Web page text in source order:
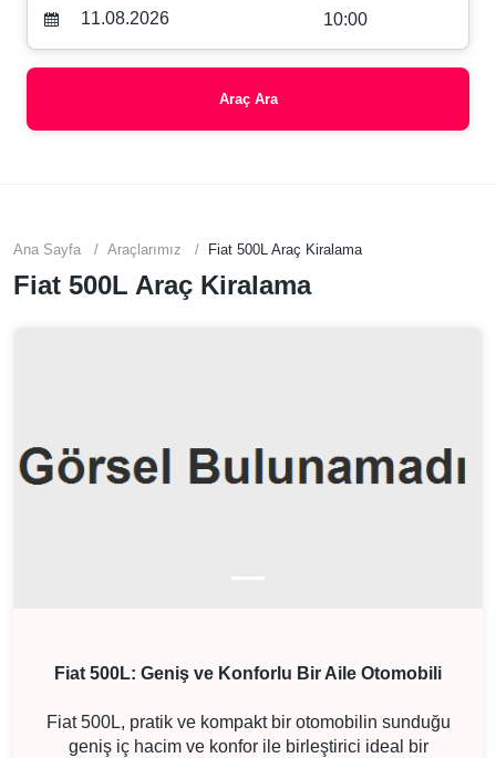
10:00
Araç Ara
Ana Sayfa Araçlarımız Fiat 500L Araç Kiralama
Fiat 500L Araç Kiralama
Fiat 500L: Geniş ve Konforlu Bir Aile Otomobili
Fiat 500L, pratik ve kompakt bir otomobilin sunduğu
geniş iç hacim ve konfor ile birleştirici ideal bir